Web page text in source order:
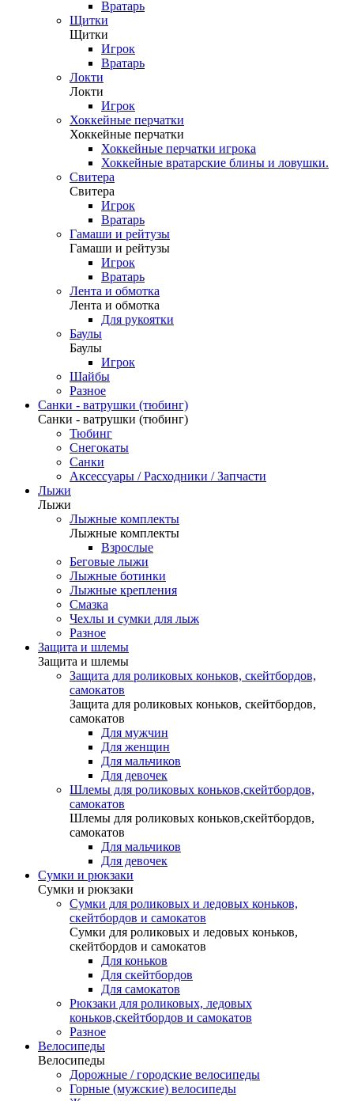
Вратарь
Щитки
Щитки
Игрок
Вратарь
Локти
Локти
Игрок
Хоккейные перчатки
Хоккейные перчатки
Хоккейные перчатки игрока
Хоккейные вратарские блины и ловушки.
Свитера
Свитера
Игрок
Вратарь
Гамаши и рейтузы
Гамаши и рейтузы
Игрок
Вратарь
Лента и обмотка
Лента и обмотка
Для рукоятки
Баулы
Баулы
Игрок
Шайбы
Разное
Санки - ватрушки (тюбинг)
Санки - ватрушки (тюбинг)
Тюбинг
Снегокаты
Санки
Аксессуары / Расходники / Запчасти
Лыжи
Лыжи
Лыжные комплекты
Лыжные комплекты
Взрослые
Беговые лыжи
Лыжные ботинки
Лыжные крепления
Смазка
Чехлы и сумки для лыж
Разное
Защита и шлемы
Защита и шлемы
Защита для роликовых коньков, скейтбордов,
самокатов
Защита для роликовых коньков, скейтбордов,
самокатов
Для мужчин
Для женщин
Для мальчиков
Для девочек
Шлемы для роликовых коньков,скейтбордов,
самокатов
Шлемы для роликовых коньков,скейтбордов,
самокатов
Для мальчиков
Для девочек
Сумки и рюкзаки
Сумки и рюкзаки
Сумки для роликовых и ледовых коньков,
скейтбордов и самокатов
Сумки для роликовых и ледовых коньков,
скейтбордов и самокатов
Для коньков
Для скейтбордов
Для самокатов
Рюкзаки для роликовых, ледовых
коньков,скейтбордов и самокатов
Разное
Велосипеды
Велосипеды
Дорожные / городские велосипеды
Горные (мужские) велосипеды